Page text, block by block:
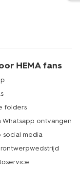
HEMA fans
folders
Whatsapp ontvangen
social media